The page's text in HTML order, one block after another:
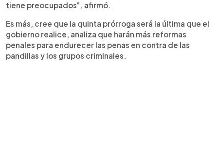
tiene preocupados", afirmó.
Es más, cree que la quinta prórroga será la última que el
gobierno realice, analiza que harán más reformas
penales para endurecer las penas en contra de las
pandillas y los grupos criminales.